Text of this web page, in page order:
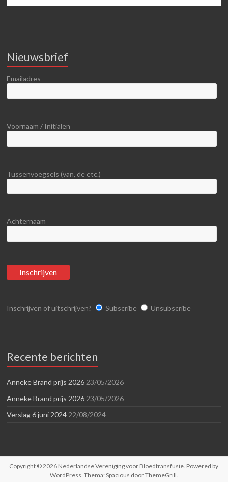
Nieuwsbrief
Emailadres
Voornaam / Initialen
Tussenvoegsels (van, de etc.)
Achternaam
Inschrijven of uitschrijven? Subscribe Unsubscribe
Recente berichten
Anneke Brand prijs 2026 23/05/2026
Anneke Brand prijs 2026 23/05/2026
Verslag 6 juni 2024 22/08/2024
Copyright © 2026 Nederlandse Vereniging voor Bloedtransfusie . Powered by
WordPress . Thema: Spacious doorThemeGrill